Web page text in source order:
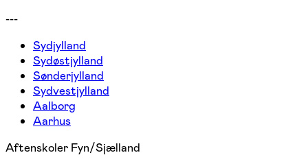
---
Sydjylland
Sydøstjylland
Sønderjylland
Sydvestjylland
Aalborg
Aarhus
Aftenskoler Fyn/Sjælland